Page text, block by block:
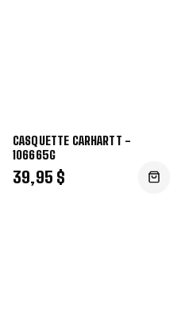
CASQUETTE CARHARTT -
106665G
39,95 $